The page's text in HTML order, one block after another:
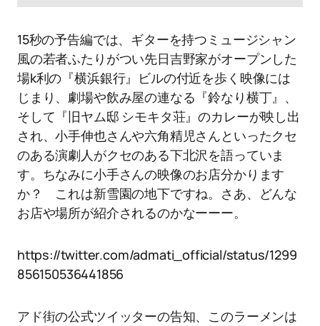
15秒の予告編では、ギターを持つミュージシャン
風の若者ふたりがつい先日吉野家がオープンした
場k利の『横浜銀行』ビルの付近を歩く映像には
じまり、劇場や飲み屋の連なる『鈴なり横丁』、
そして『旧ヤム邸 シモキタ荘』のカレーが映し出
され、小手伸也さんや六角精児さんといったクセ
のある演劇人がクセのある下北沢を語っていま
す。ちなみに小手さんの映像のお店分かります
か？ これは新雪園の地下ですね。さあ、どんな
お店や場所が紹介されるのかなーーー。
https://twitter.com/admati_official/status/1299
856150536441856
アド街の公式ツイッターの告知、このラーメンは